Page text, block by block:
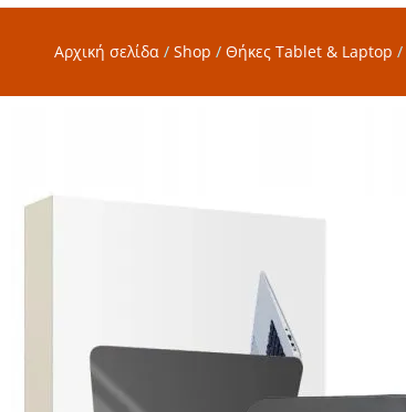
Αρχική σελίδα/ Shop / Θήκες Tablet & Laptop /